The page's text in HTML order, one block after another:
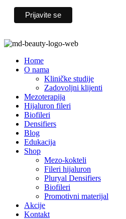
Home
O nama
Kliničke studije
Zadovoljni klijenti
Mezoterapija
Hijaluron fileri
Biofileri
Densifiers
Blog
Edukacija
Shop
Mezo-kokteli
Fileri hijaluron
Pluryal Densifiers
Biofileri
Promotivni materijal
Akcije
Kontakt